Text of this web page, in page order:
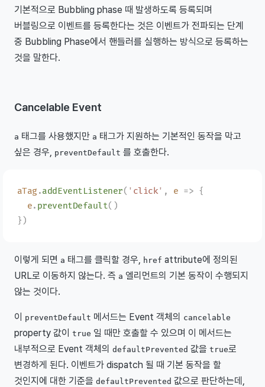
기본적으로 Bubbling phase 때 발생하도록 등록되며
버블링으로 이벤트를 등록한다는 것은 이벤트가 전파되는 단계
중 Bubbling Phase에서 핸들러를 실행하는 방식으로 등록하는
것을 말한다.
Cancelable Event
a 태그를 사용했지만 a 태그가 지원하는 기본적인 동작을 막고
싶은 경우,
preventDefault 를 호출한다.
aTag .addEventListener( ' click' , e => {
  e
. preventDefault()
})
이렇게 되면 a 태그를 클릭할 경우, href attribute에 정의된
URL로 이동하지 않는다. 즉 a 엘리먼트의 기본 동작이 수행되지
않는 것이다.
이 preventDefault 메서드는 Event 객체의 cancelable
property 값이 true 일 때만 호출할 수 있으며 이 메서드는
내부적으로 Event 객체의 defaultPrevented 값을 true로
변경하게 된다. 이벤트가 dispatch 될 때 기본 동작을 할
것인지에 대한 기준을 defaultPrevented 값으로 판단하는데,